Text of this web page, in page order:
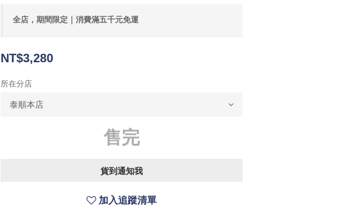
全店，期間限定｜消費滿五千元免運
NT$3,280
所在分店
售完
貨到通知我
加入追蹤清單